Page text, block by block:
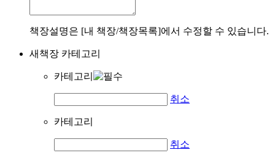
책장설명은 [내 책장/책장목록]에서 수정할 수 있습니다.
새책장 카테고리
카테고리
취소
카테고리
취소